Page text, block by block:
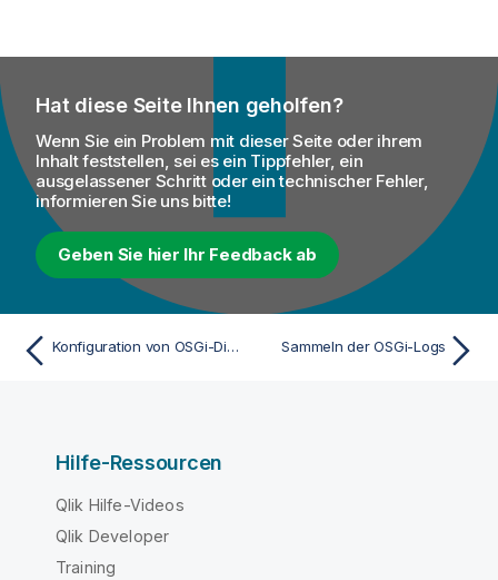
Hat diese Seite Ihnen geholfen?
Wenn Sie ein Problem mit dieser Seite oder ihrem
Inhalt feststellen, sei es ein Tippfehler, ein
ausgelassener Schritt oder ein technischer Fehler,
informieren Sie uns bitte!
Geben Sie hier Ihr Feedback ab
Konfiguration von OSGi-Diensten Sammeln der OSGi-Logs
Hilfe-Ressourcen
Qlik Hilfe-Videos
Qlik Developer
Training